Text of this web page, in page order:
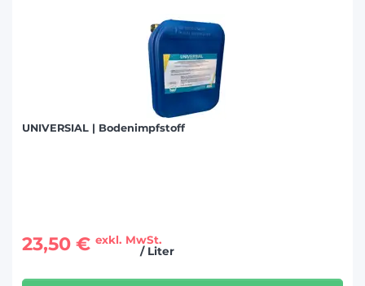
UNIVERSIAL | Bodenimpfstoff
23,50 € exkl. MwSt.
/ Liter